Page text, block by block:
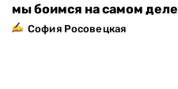
мы боимся на самом деле
София Росовецкая